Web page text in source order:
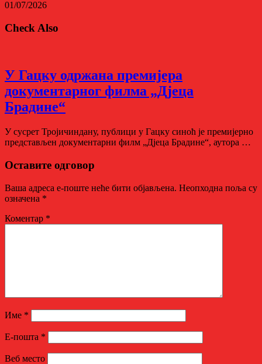
01/07/2026
Check Also
У Гацку одржана премијера
документарног филма „Дјеца
Брадине“
У сусрет Тројичиндану, публици у Гацку синоћ је премијерно
представљен документарни филм „Дјеца Брадине“, аутора …
Оставите одговор
Ваша адреса е-поште неће бити објављена. Неопходна поља су
означена *
Коментар *
Име *
Е-пошта *
Веб место